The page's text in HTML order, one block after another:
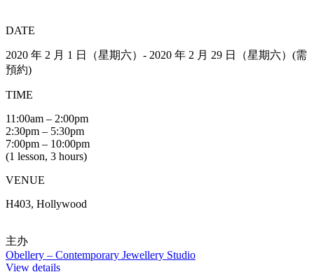
DATE
2020 年 2 月 1 日（星期六）- 2020 年 2 月 29 日（星期六）(需
預約)
TIME
11:00am – 2:00pm
2:30pm – 5:30pm
7:00pm – 10:00pm
(1 lesson, 3 hours)
VENUE
H403, Hollywood
主办
Obellery – Contemporary Jewellery Studio
View details